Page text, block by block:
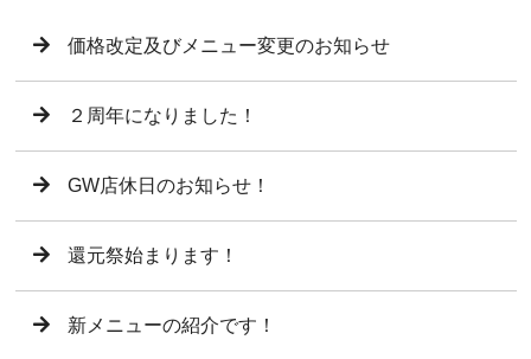
価格改定及びメニュー変更のお知らせ
２周年になりました！
GW店休日のお知らせ！
還元祭始まります！
新メニューの紹介です！